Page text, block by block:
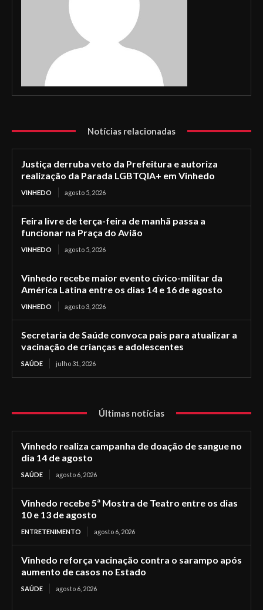
Notícias relacionadas
Justiça derruba veto da Prefeitura e autoriza
realização da Parada LGBTQIA+ em Vinhedo
VINHEDO agosto 5, 2026
Feira livre de terça-feira de manhã passa a
funcionar na Praça do Avião
VINHEDO agosto 5, 2026
Vinhedo recebe maior evento cívico-militar da
América Latina entre os dias 14 e 16 de agosto
VINHEDO agosto 3, 2026
Secretaria de Saúde convoca pais para atualizar a
vacinação de crianças e adolescentes
SAÚDE julho 31, 2026
Últimas notícias
Vinhedo realiza campanha de doação de sangue no
dia 14 de agosto
SAÚDE agosto 6, 2026
Vinhedo recebe 5ª Mostra de Teatro entre os dias
10 e 13 de agosto
ENTRETENIMENTO agosto 6, 2026
Vinhedo reforça vacinação contra o sarampo após
aumento de casos no Estado
SAÚDE agosto 6, 2026